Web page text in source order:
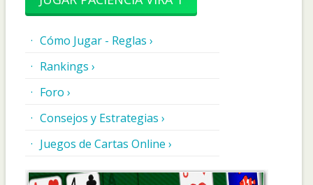
Cómo Jugar - Reglas ›
Rankings ›
Foro ›
Consejos y Estrategias ›
Juegos de Cartas Online ›